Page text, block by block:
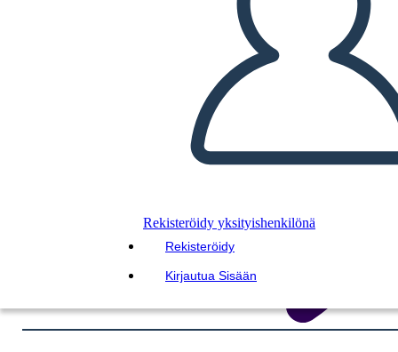
Rekisteröidy yksityishenkilönä
Rekisteröidy
Kirjautua Sisään